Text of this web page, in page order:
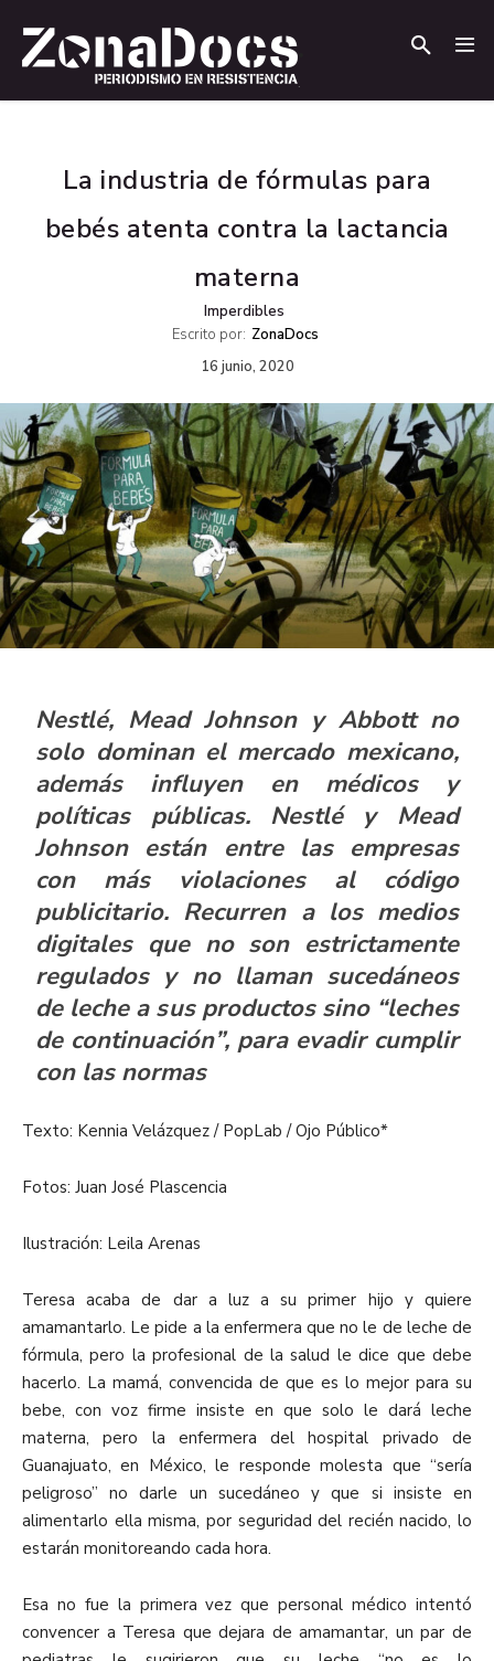
La industria de fórmulas para
bebés atenta contra la lactancia
materna
Imperdibles
Escrito por: ZonaDocs
16 junio, 2020
Nestlé, Mead Johnson y Abbott no
solo dominan el mercado mexicano,
además influyen en médicos y
políticas públicas. Nestlé y Mead
Johnson están entre las empresas
con más violaciones al código
publicitario. Recurren a los medios
digitales que no son estrictamente
regulados y no llaman sucedáneos
de leche a sus productos sino “leches
de continuación”, para evadir cumplir
con las normas
Texto: Kennia Velázquez / PopLab / Ojo Público*
Fotos: Juan José Plascencia
Ilustración: Leila Arenas
Teresa acaba de dar a luz a su primer hijo y quiere
amamantarlo. Le pide a la enfermera que no le de leche de
fórmula, pero la profesional de la salud le dice que debe
hacerlo. La mamá, convencida de que es lo mejor para su
bebe, con voz firme insiste en que solo le dará leche
materna, pero la enfermera del hospital privado de
Guanajuato, en México, le responde molesta que “sería
peligroso” no darle un sucedáneo y que si insiste en
alimentarlo ella misma, por seguridad del recién nacido, lo
estarán monitoreando cada hora.
Esa no fue la primera vez que personal médico intentó
convencer a Teresa que dejara de amamantar, un par de